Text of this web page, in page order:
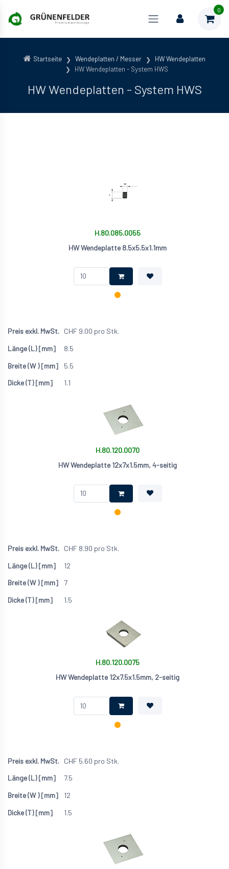
0
Startseite Wendeplatten / Messer
HW Wendeplatten
HW Wendeplatten - System HWS
HW Wendeplatten - System HWS
H.80.085.0055
HW Wendeplatte 8.5x5.5x1.1mm
CHF 9.00 pro Stk.
8.5
5.5
1.1
H.80.120.0070
HW Wendeplatte 12x7x1.5mm, 4-seitig
CHF 8.90 pro Stk.
12
7
1.5
H.80.120.0075
HW Wendeplatte 12x7.5x1.5mm, 2-seitig
CHF 5.60 pro Stk.
7.5
12
1.5